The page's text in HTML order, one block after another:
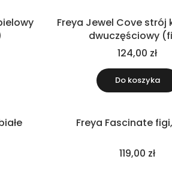
Freya Jewel Cove strój
dwuczęściowy
124,00 zł
Do koszyka
Freya Fascinate
119,00 zł